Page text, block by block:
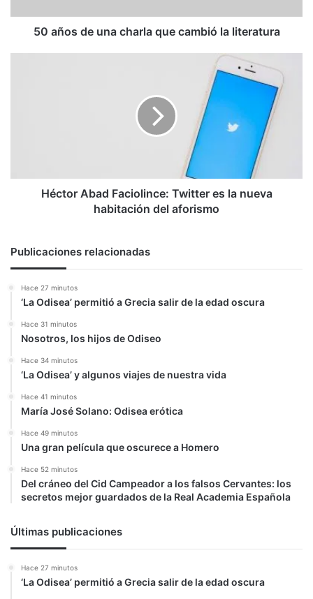
literatura
50 años de una charla que cambió la literatura
del
aforismoHéctor Abad Faciolince: Twitter es la nueva
habitación del aforismo
Publicaciones relacionadas
Hace 27 minutos
‘La Odisea’ permitió a Grecia salir de la edad oscura
Hace 31 minutos
Nosotros, los hijos de Odiseo
Hace 34 minutos
‘La Odisea’ y algunos viajes de nuestra vida
Hace 41 minutos
María José Solano: Odisea erótica
Hace 49 minutos
Una gran película que oscurece a Homero
Hace 52 minutos
Del cráneo del Cid Campeador a los falsos Cervantes: los
secretos mejor guardados de la Real Academia Española
Últimas publicaciones
Hace 27 minutos
‘La Odisea’ permitió a Grecia salir de la edad oscura